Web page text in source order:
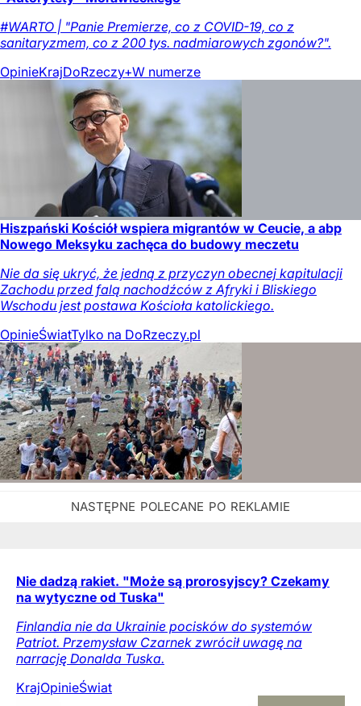
#WARTO | "Panie Premierze, co z COVID-19, co z
sanitaryzmem, co z 200 tys. nadmiarowych zgonów?".
OpinieKrajDoRzeczy+W numerze
Hiszpański Kościół wspiera migrantów w Ceucie, a abp
Nowego Meksyku zachęca do budowy meczetu
Nie da się ukryć, że jedną z przyczyn obecnej kapitulacji
Zachodu przed falą nachodźców z Afryki i Bliskiego
Wschodu jest postawa Kościoła katolickiego.
OpinieŚwiatTylko na DoRzeczy.pl
Nie dadzą rakiet. "Może są prorosyjscy? Czekamy
na wytyczne od Tuska"
Finlandia nie da Ukrainie pocisków do systemów
Patriot. Przemysław Czarnek zwrócił uwagę na
narrację Donalda Tuska.
KrajOpinieŚwiat